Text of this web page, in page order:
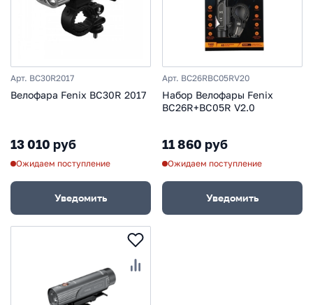
Арт. BC30R2017
Велофара Fenix BC30R 2017
13 010 руб
Ожидаем поступление
Уведомить
Арт. BC26RBC05RV20
Набор Велофары Fenix
BC26R+BC05R V2.0
11 860 руб
Ожидаем поступление
Уведомить